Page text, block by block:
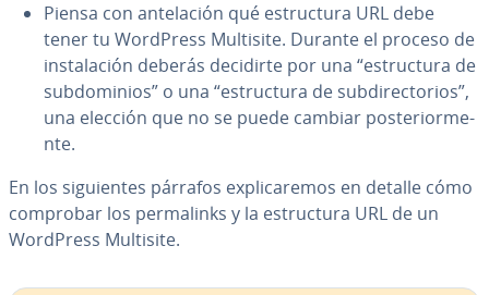
Piensa con an­te­la­ción qué es­tru­c­tu­ra URL debe
tener tu WordPress Multisite. Durante el proceso de
in­s­ta­la­ción deberás decidirte por una “es­tru­c­tu­ra de
su­b­do­mi­nios” o una “es­tru­c­tu­ra de su­b­di­re­c­to­rios”,
una elección que no se puede cambiar po­s­te­rio­r­me­
n­te.
En los si­guie­n­tes párrafos ex­pli­ca­re­mos en detalle cómo
comprobar los pe­r­ma­li­n­ks y la es­tru­c­tu­ra URL de un
WordPress Multisite.